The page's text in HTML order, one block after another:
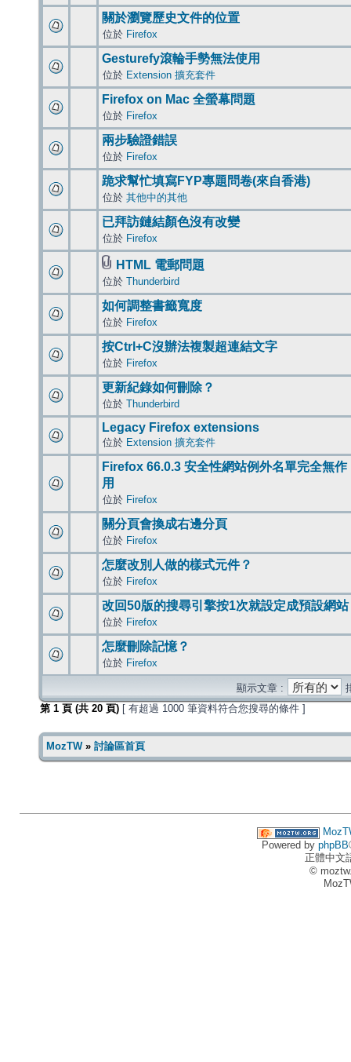
關於瀏覽歷史文件的位置
位於 Firefox
Gesturefy滾輪手勢無法使用
位於 Extension 擴充套件
Firefox on Mac 全螢幕問題
位於 Firefox
兩步驗證錯誤
位於 Firefox
跪求幫忙填寫FYP專題問卷(來自香港)
位於 其他中的其他
已拜訪鏈結顏色沒有改變
位於 Firefox
HTML 電郵問題
位於 Thunderbird
如何調整書籤寬度
位於 Firefox
按Ctrl+C沒辦法複製超連結文字
位於 Firefox
更新紀錄如何刪除？
位於 Thunderbird
Legacy Firefox extensions
位於 Extension 擴充套件
Firefox 66.0.3 安全性網站例外名單完全無作
用
位於 Firefox
關分頁會換成右邊分頁
位於 Firefox
怎麼改別人做的樣式元件？
位於 Firefox
改回50版的搜尋引擎按1次就設定成預設網站
位於 Firefox
怎麼刪除記憶？
位於 Firefox
顯示文章 :
第 1 頁 (共 20 頁) [ 有超過 1000 筆資料符合您搜尋的條件 ]
MozTW» 討論區首頁
Powered by phpBB
正體中文
©